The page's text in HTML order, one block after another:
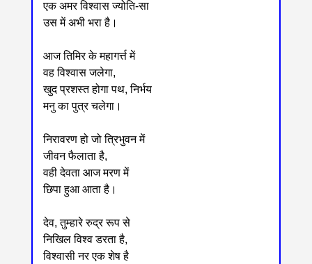
एक अमर विश्वास ज्योति-सा
उस में अभी भरा है।
आज तिमिर के महागर्त्त में
वह विश्वास जलेगा,
खुद प्रशस्त होगा पथ, निर्भय
मनु का पुत्र चलेगा।
निरावरण हो जो त्रिभुवन में
जीवन फैलाता है,
वही देवता आज मरण में
छिपा हुआ आता है।
देव, तुम्हारे रुद्र रूप से
निखिल विश्व डरता है,
विश्वासी नर एक शेष है